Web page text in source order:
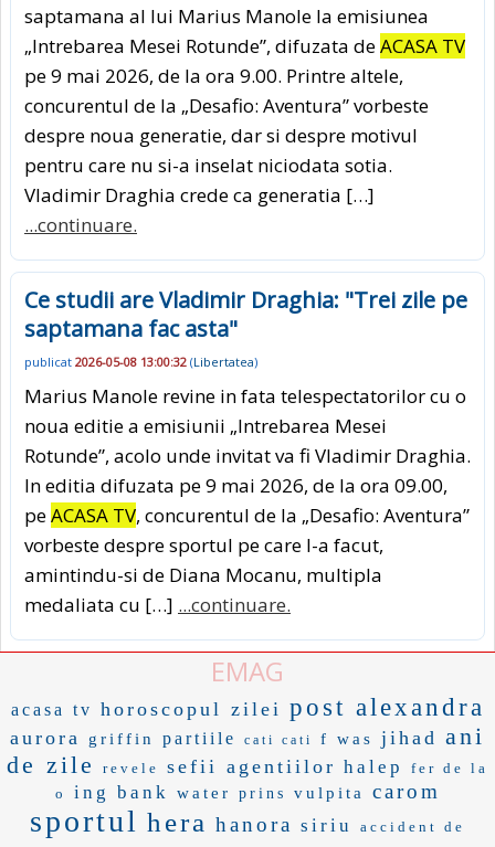
saptamana al lui Marius Manole la emisiunea
„Intrebarea Mesei Rotunde”, difuzata deACASA TV
pe 9 mai 2026, de la ora 9.00. Printre altele,
concurentul de la „Desafio: Aventura” vorbeste
despre noua generatie, dar si despre motivul
pentru care nu si-a inselat niciodata sotia.
Vladimir Draghia crede ca generatia […]
...continuare.
Ce studii are Vladimir Draghia: "Trei zile pe
saptamana fac asta"
publicat 2026-05-08 13:00:32 (Libertatea)
Marius Manole revine in fata telespectatorilor cu o
noua editie a emisiunii „Intrebarea Mesei
Rotunde”, acolo unde invitat va fi Vladimir Draghia.
In editia difuzata pe 9 mai 2026, de la ora 09.00,
peACASA TV, concurentul de la „Desafio: Aventura”
vorbeste despre sportul pe care l-a facut,
amintindu-si de Diana Mocanu, multipla
medaliata cu […] ...continuare.
EMAG
acasa tv horoscopul zilei post alexandra
aurora griffin partiile cati cati f was jihad ani
de zile
revele sefii agentiilor halep
fer de la
o
ing bank water prins vulpita carom
sportul hera hanora siriu accident de